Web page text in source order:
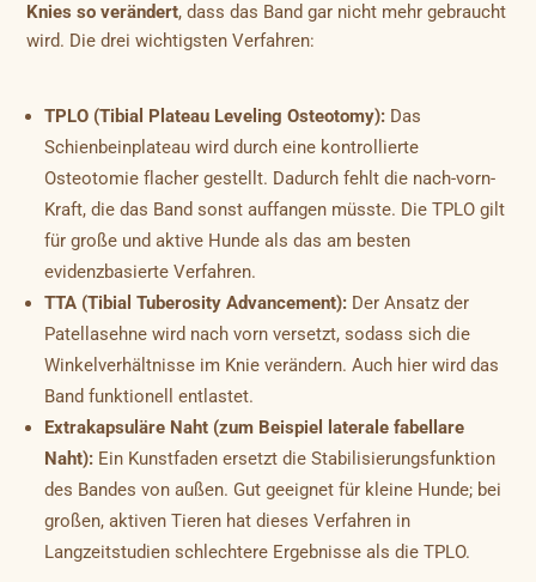
Knies so verändert, dass das Band gar nicht mehr gebraucht
wird. Die drei wichtigsten Verfahren:
TPLO (Tibial Plateau Leveling Osteotomy): Das
Schienbeinplateau wird durch eine kontrollierte
Osteotomie flacher gestellt. Dadurch fehlt die nach-vorn-
Kraft, die das Band sonst auffangen müsste. Die TPLO gilt
für große und aktive Hunde als das am besten
evidenzbasierte Verfahren.
TTA (Tibial Tuberosity Advancement): Der Ansatz der
Patellasehne wird nach vorn versetzt, sodass sich die
Winkelverhältnisse im Knie verändern. Auch hier wird das
Band funktionell entlastet.
Extrakapsuläre Naht (zum Beispiel laterale fabellare
Naht): Ein Kunstfaden ersetzt die Stabilisierungsfunktion
des Bandes von außen. Gut geeignet für kleine Hunde; bei
großen, aktiven Tieren hat dieses Verfahren in
Langzeitstudien schlechtere Ergebnisse als die TPLO.